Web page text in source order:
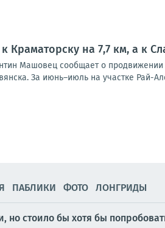
Краматорску на 7,7 км, а к
Машовец сообщает о
За июнь–июль на участке Рай-
ПАБЛИКИ ФОТО ЛОНГРИДЫ
стоило бы хотя бы